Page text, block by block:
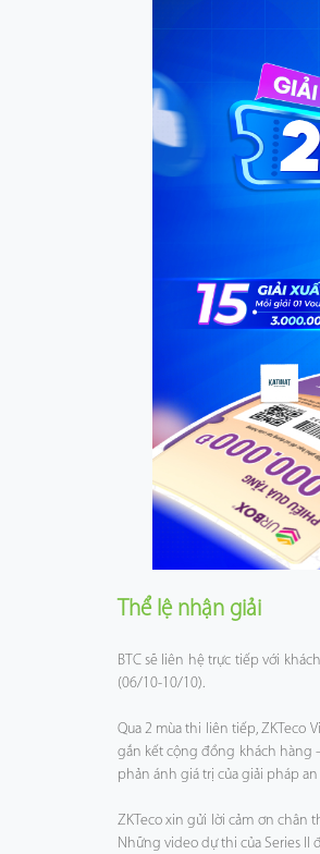
Thể lệ nhận giải
BTC sẽ liên hệ trực tiếp với
(06/10-10/10).
Qua 2 mùa thi liên tiếp, ZKTeco
gắn kết cộng đồng khách hàng
phản ánh giá trị của giải pháp
ZKTeco xin gửi lời cảm ơn chân
Những video dự thi của Series II